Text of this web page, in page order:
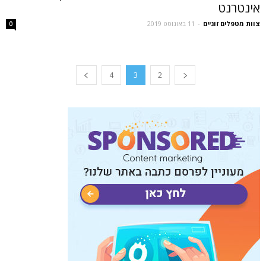
אינטרנט
צוות מטפלים זוגיים - 11 באוגוסט 2019 0
2
3
4